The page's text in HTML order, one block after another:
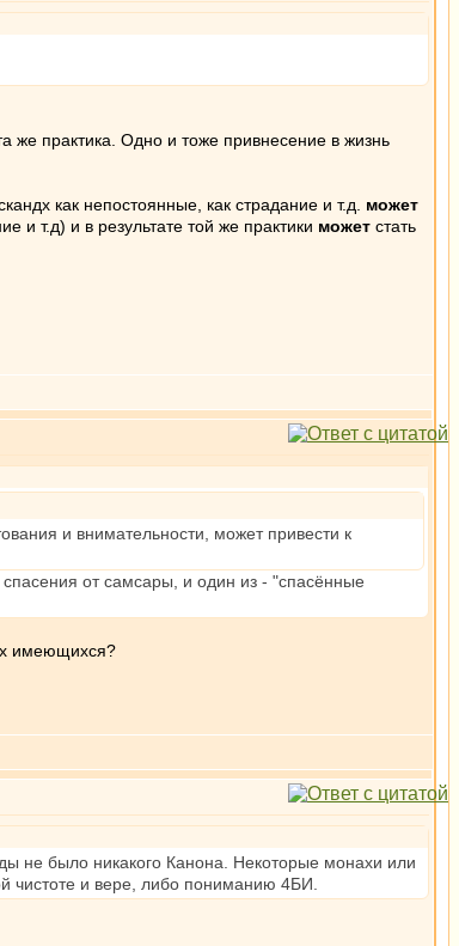
же практика. Одно и тоже привнесение в жизнь
как непостоянные, как страдание и т.д. может
и т.д) и в результате той же практики может стать
и внимательности, может привести к
спасения от самсары, и один из - "спасённые
имеющихся?
не было никакого Канона. Некоторые монахи или
чистоте и вере, либо пониманию 4БИ.